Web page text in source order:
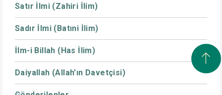
Satır İlmi (Zahiri İlim)
Sadır İlmi (Batıni İlim)
İlm-i Billah (Has İlim)
Daiyallah (Allah'ın Davetçisi)